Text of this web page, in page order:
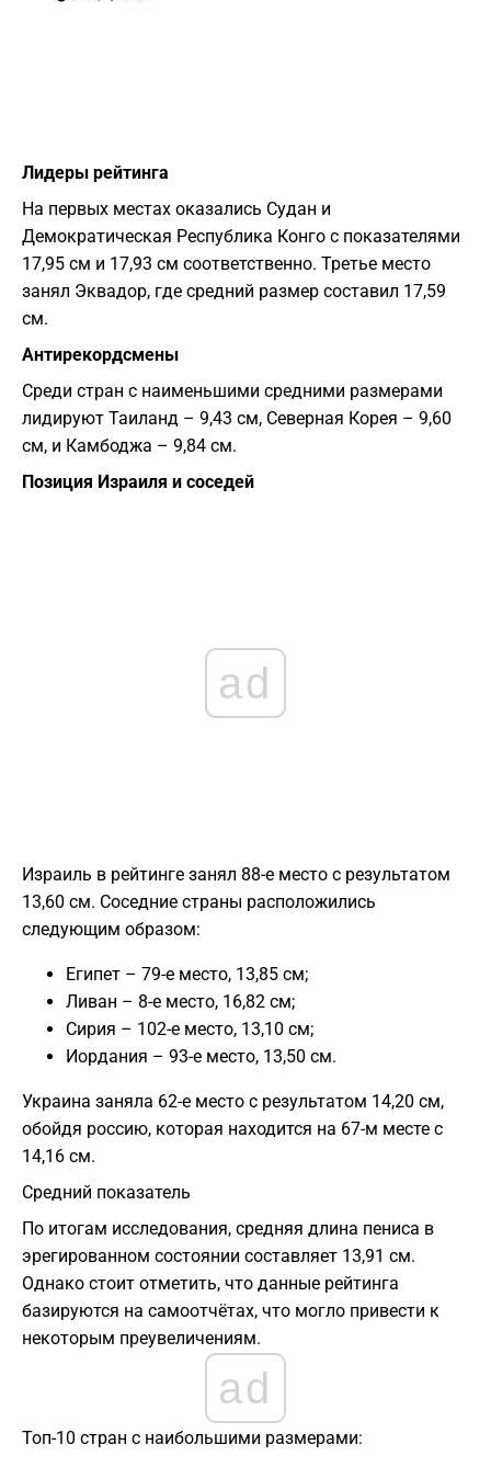
Лидеры рейтинга
На первых местах оказались Судан и
Демократическая Республика Конго с показателями
17,95 см и 17,93 см соответственно. Третье место
занял Эквадор, где средний размер составил 17,59
см.
Антирекордсмены
Среди стран с наименьшими средними размерами
лидируют Таиланд – 9,43 см, Северная Корея – 9,60
см, и Камбоджа – 9,84 см.
Позиция Израиля и соседей
ad
Израиль в рейтинге занял 88-е место с результатом
13,60 см. Соседние страны расположились
следующим образом:
Египет – 79-е место, 13,85 см;
Ливан – 8-е место, 16,82 см;
Сирия – 102-е место, 13,10 см;
Иордания – 93-е место, 13,50 см.
Украина заняла 62-е место с результатом 14,20 см,
обойдя россию, которая находится на 67-м месте с
14,16 см.
Средний показатель
По итогам исследования, средняя длина пениса в
эрегированном состоянии составляет 13,91 см.
Однако стоит отметить, что данные рейтинга
базируются на самоотчётах, что могло привести к
некоторым преувеличениям.
ad
Топ-10 стран с наибольшими размерами: